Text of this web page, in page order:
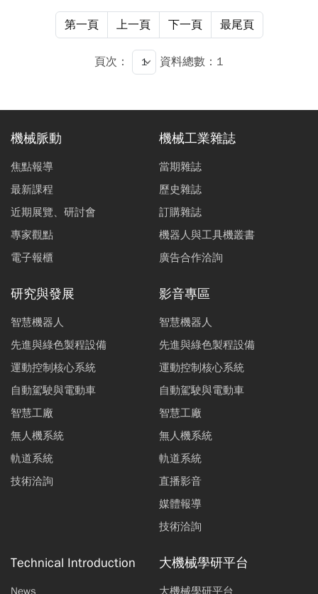
第一頁 上一頁 下一頁 最尾頁
頁次： 資料總數：1
機械脈動
焦點報導
最新課程
近期展覽、研討會
專家觀點
電子報櫃
機械工業雜誌
當期雜誌
歷史雜誌
訂購雜誌
機器人與工具機叢書
廣告合作洽詢
研究與發展
智慧機器人
先進與綠色製程設備
運動控制核心系統
自動駕駛與電動車
智慧工廠
無人機系統
軌道系統
技術洽詢
影音專區
智慧機器人
先進與綠色製程設備
運動控制核心系統
自動駕駛與電動車
智慧工廠
無人機系統
軌道系統
直播影音
媒體報導
技術洽詢
Technical Introduction
News
大機械學研平台
大機械學研平台